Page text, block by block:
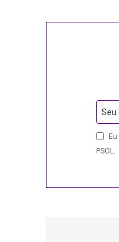
Email
Seu
PSOL.